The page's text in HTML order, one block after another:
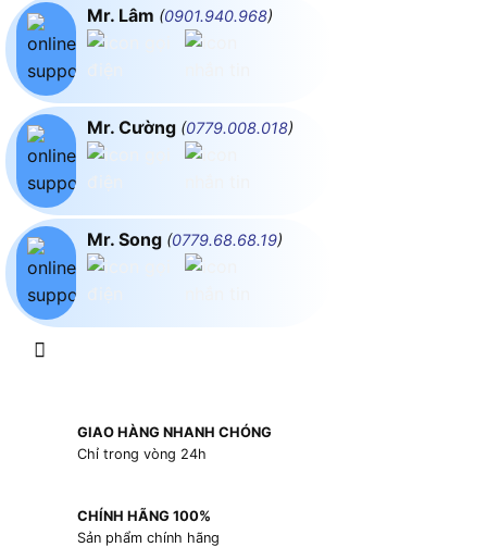
Mr. Lâm (0901.940.968)
Mr. Cường (0779.008.018)
Mr. Song (0779.68.68.19)
GIAO HÀNG NHANH CHÓNG
Chỉ trong vòng 24h
CHÍNH HÃNG 100%
Sản phẩm chính hãng